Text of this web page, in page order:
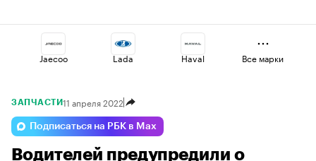
Jaecoo Lada Haval
Geely Volga
Voyah Omoda Changan
Все марки
ЗАПЧАСТИ11 апреля 2022
Подписаться на РБК в Max
Водителей предупредили о